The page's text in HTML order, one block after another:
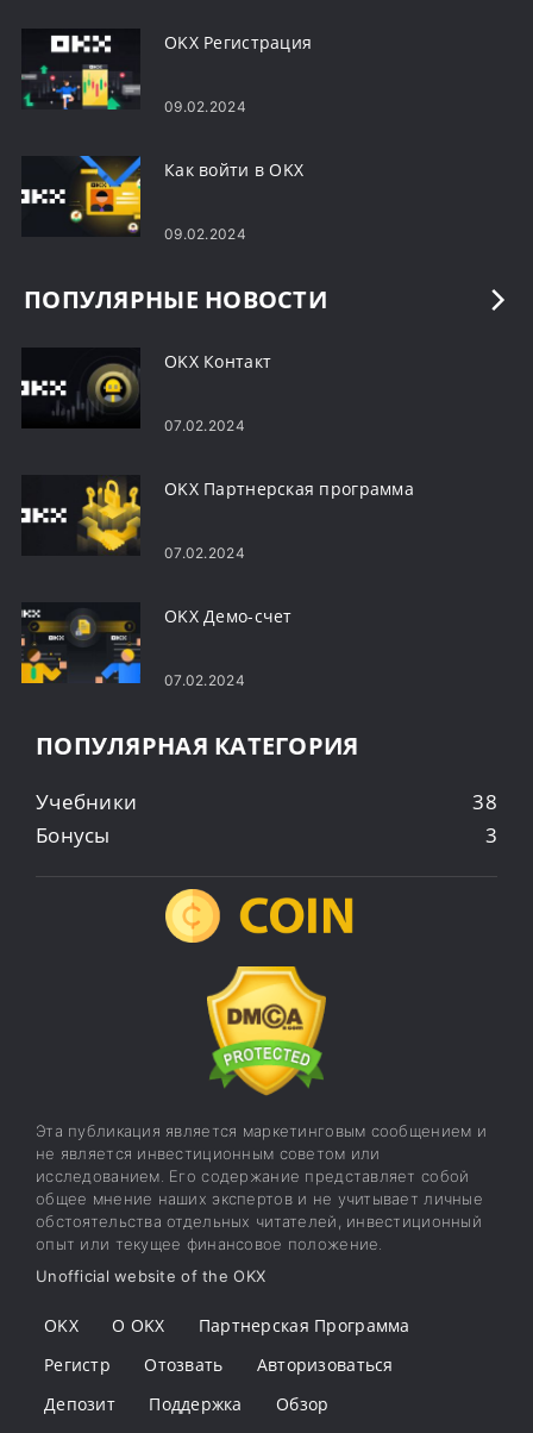
OKX Регистрация
09.02.2024
Как войти в OKX
09.02.2024
ПОПУЛЯРНЫЕ НОВОСТИ
OKX Контакт
07.02.2024
OKX Партнерская программа
07.02.2024
OKX Демо-счет
07.02.2024
ПОПУЛЯРНАЯ КАТЕГОРИЯ
Учебники
38
Бонусы
3
Эта публикация является маркетинговым сообщением и
не является инвестиционным советом или
исследованием. Его содержание представляет собой
общее мнение наших экспертов и не учитывает личные
обстоятельства отдельных читателей, инвестиционный
опыт или текущее финансовое положение.
Unofficial website of the OKX
OKX О OKX
Партнерская Программа
Регистр
Отозвать
Авторизоваться
Депозит
Поддержка
Обзор